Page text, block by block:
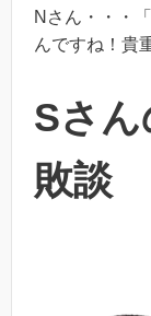
Nさん・・・
んですね！貴
Sさ
敗談